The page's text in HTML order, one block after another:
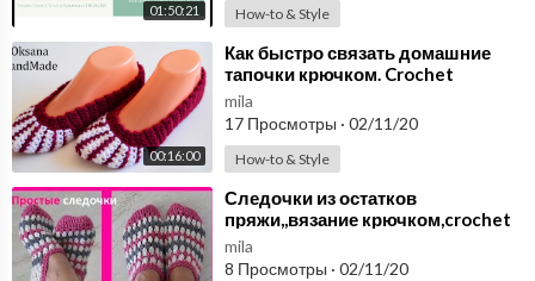
01:50:21 How-to & Style
00:16:00
⁣Как быстро связать домашние
тапочки крючком. Crochet
Slippers
mila
17 Просмотры · 02/11/20
How-to & Style
⁣Следочки из остатков
пряжи,,вязание крючком,crochet
slippers ( С № 25)
mila
8 Просмотры · 02/11/20